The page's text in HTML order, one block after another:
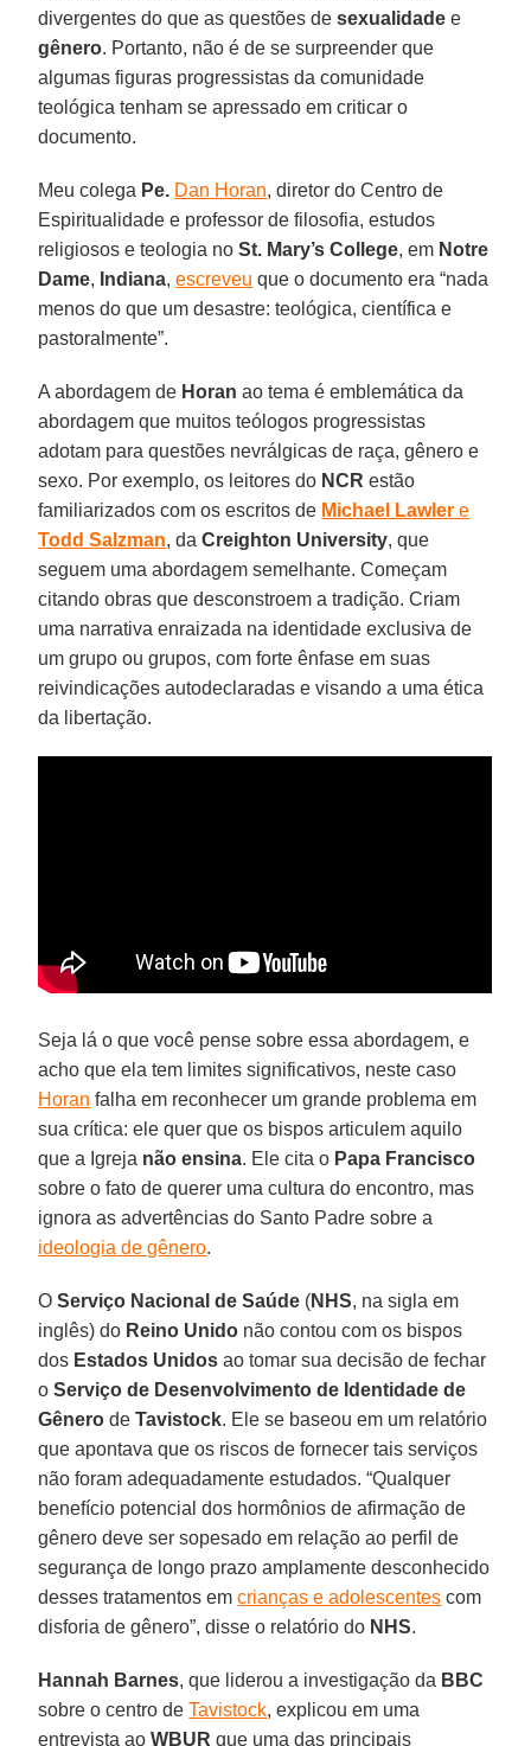
divergentes do que as questões desexualidade e
gênero. Portanto, não é de se surpreender que
algumas figuras progressistas da comunidade
teológica tenham se apressado em criticar o
documento.
Meu colega Pe. Dan Horan, diretor do Centro de
Espiritualidade e professor de filosofia, estudos
religiosos e teologia noSt. Mary’s College, em Notre
Dame, Indiana,escreveu que o documento era “nada
menos do que um desastre: teológica, científica e
pastoralmente”.
A abordagem de Horan ao tema é emblemática da
abordagem que muitos teólogos progressistas
adotam para questões nevrálgicas de raça, gênero e
sexo. Por exemplo, os leitores do NCR estão
familiarizados com os escritos de Michael Lawler e
Todd Salzman, daCreighton University, que
seguem uma abordagem semelhante. Começam
citando obras que desconstroem a tradição. Criam
uma narrativa enraizada na identidade exclusiva de
um grupo ou grupos, com forte ênfase em suas
reivindicações autodeclaradas e visando a uma ética
da libertação.
Seja lá o que você pense sobre essa abordagem, e
acho que ela tem limites significativos, neste caso
Horan falha em reconhecer um grande problema em
sua crítica: ele quer que os bispos articulem aquilo
que a Igreja não ensina. Ele cita o Papa Francisco
sobre o fato de querer uma cultura do encontro, mas
ignora as advertências do Santo Padre sobre a
ideologia de gênero.
OServiço Nacional de Saúde (NHS, na sigla em
inglês) do Reino Unido não contou com os bispos
dos Estados Unidos ao tomar sua decisão de fechar
oServiço de Desenvolvimento de Identidade de
Gênero deTavistock. Ele se baseou em um relatório
que apontava que os riscos de fornecer tais serviços
não foram adequadamente estudados. “Qualquer
benefício potencial dos hormônios de afirmação de
gênero deve ser sopesado em relação ao perfil de
segurança de longo prazo amplamente desconhecido
desses tratamentos emcrianças e adolescentes com
disforia de gênero”, disse o relatório do NHS.
Hannah Barnes, que liderou a investigação da BBC
sobre o centro deTavistock, explicou em uma
entrevista aoWBUR que uma das principais